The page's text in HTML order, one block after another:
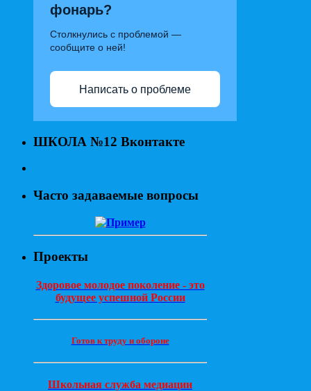
фонарь?
Столкнулись с проблемой —
сообщите о ней!
Написать о проблеме
ШКОЛА №12 Вконтакте
Часто задаваемые вопросы
Проекты
Здоровое молодое поколение - это
будущее успешной России
Готов к труду и обороне
Школьная служба медиации